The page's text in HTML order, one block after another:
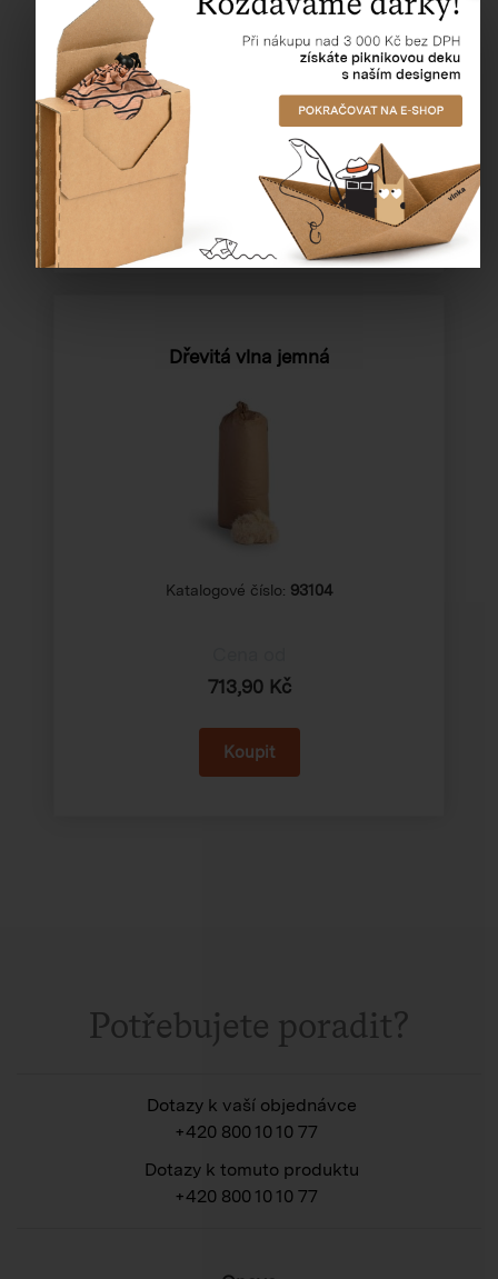
Katalogové číslo:93203
462,22 Kč
Dřevitá vlna jemná
Katalogové číslo: 93104
713,90 Kč
Potřebujete poradit?
Dotazy k vaší objednávce
+420 800 10 10 77
Dotazy k tomuto produktu
+420 800 10 10 77